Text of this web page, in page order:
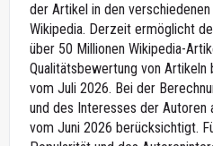
der Artikel in den
Wikipedia. Derzeit ermöglicht
über 50 Millionen Wikipedia-
Qualitätsbewertung von Artikeln
vom Juli 2026. Bei der
und des Interesses der Autoren
vom Juni 2026 berücksichtigt.